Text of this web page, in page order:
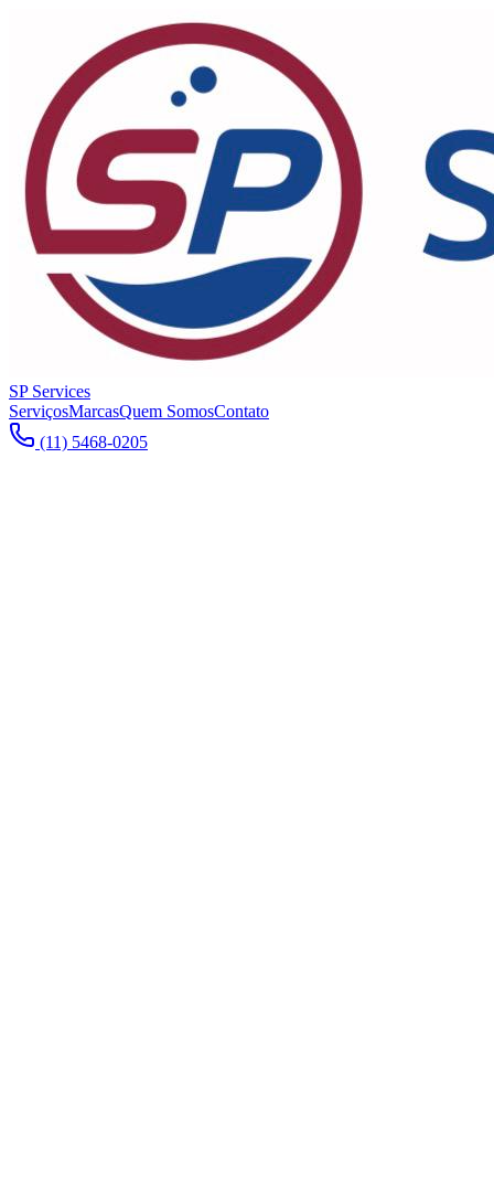
SP Services
ServiçosMarcasQuem SomosContato
(11) 5468-0205